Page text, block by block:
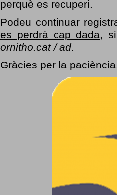
perquè es recuperi.
Podeu continuar
es perdrà cap dada,
ornitho.cat / ad.
Gràcies per la